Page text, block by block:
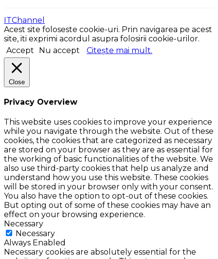
ITChannel
Acest site foloseste cookie-uri. Prin navigarea pe acest
site, iti exprimi acordul asupra folosirii cookie-urilor.
Accept
Nu accept Citește mai mult.
Close
Privacy Overview
This website uses cookies to improve your experience
while you navigate through the website. Out of these
cookies, the cookies that are categorized as necessary
are stored on your browser as they are as essential for
the working of basic functionalities of the website. We
also use third-party cookies that help us analyze and
understand how you use this website. These cookies
will be stored in your browser only with your consent.
You also have the option to opt-out of these cookies.
But opting out of some of these cookies may have an
effect on your browsing experience.
Necessary
Necessary
Always Enabled
Necessary cookies are absolutely essential for the